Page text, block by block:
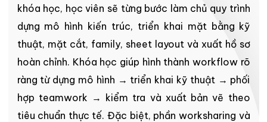
khóa học, học viên sẽ từng bước làm chủ quy trình
dựng mô hình kiến trúc, triển khai mặt bằng kỹ
thuật, mặt cắt, family, sheet layout và xuất hồ sơ
hoàn chỉnh. Khóa học giúp hình thành workflow rõ
ràng từ dựng mô hình → triển khai kỹ thuật → phối
hợp teamwork → kiểm tra và xuất bản vẽ theo
tiêu chuẩn thực tế. Đặc biệt, phần worksharing và